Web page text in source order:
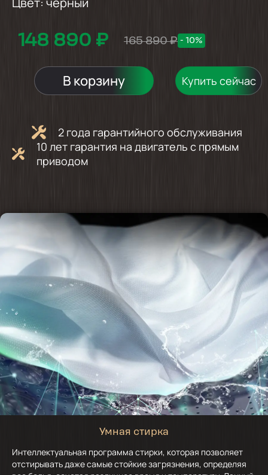
148 890 ₽ 165 890 ₽ - 10%
В корзину Купить сейчас
2 года гарантийного обслуживания
10 лет гарантия на двигатель с прямым
приводом
Умная стирка
Интеллектуальная программа стирки, которая позволяет
отстирывать даже самые стойкие загрязнения, определяя